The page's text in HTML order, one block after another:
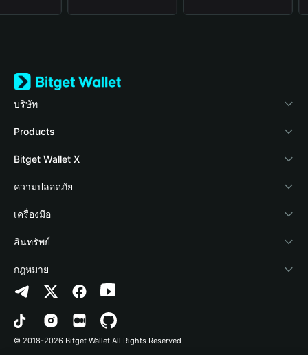
บริษัท
เกี่ยวกับ Bitget Wallet
Blog
Academy
ข่าวสารด้านคริปโต
ศูนย์ช่วยเหลือ
ติดต่อเรา
ทรัพยากรข้อมูลของแบรนด์
อาชีพ
Products
Crypto Card
Stablecoin Earn
Payfi Crypto
Crypto Swap API
Altcoin Season Index
Prediction Markets
DApp
Bitget Wallet X
นักพัฒนา
เชื่อมต่อ Wallet
Bitget Wallet Pay
ลิสต์โปรเจกต์
ความปลอดภัย
Protection Fund
เทคโนโลยีความปลอดภัย
เครื่องมือ
ซื้อคริปโต
การตรวจจับการอนุญาต
การตรวจจับสัญญา
การโอนเป็นชุด
สินทรัพย์
Arbitrum
Avalanche
Bitcoin
กฎหมาย
นโยบายความเป็นส่วนตัว
ข้อตกลงในการใช้บริการ
© 2018-2026 Bitget Wallet All Rights Reserved